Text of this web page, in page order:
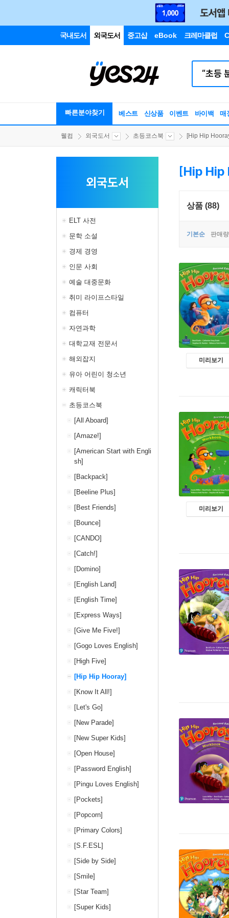
국내도서 외국도서 중고샵 eBook 크레마클럽
빠른분야찾기 베스트 신상품 이벤트 바이백 매
웰컴 외국도서 초등코스북 [Hip Hip
외국도서
ELT 사전
문학 소설
경제 경영
인문 사회
예술 대중문화
취미 라이프스타일
컴퓨터
자연과학
대학교재 전문서
해외잡지
유아 어린이 청소년
캐릭터북
초등코스북
[All Aboard]
[Amaze!]
[American Start with Engli
sh]
[Backpack]
[Beeline Plus]
[Best Friends]
[Bounce]
[CANDO]
[Catch!]
[Domino]
[English Land]
[English Time]
[Express Ways]
[Give Me Five!]
[Gogo Loves English]
[High Five]
[Hip Hip Hooray]
[Know It All!]
[Let's Go]
[New Parade]
[New Super Kids]
[Open House]
[Password English]
[Pingu Loves English]
[Pockets]
[Popcorn]
[Primary Colors]
[S.F.ESL]
[Side by Side]
[Smile]
[Star Team]
[Super Kids]
[Hip
상품 (88)
기본순 판매
미리보기
미리보기